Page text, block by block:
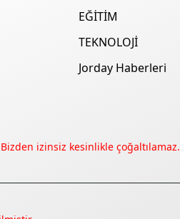
EĞİTİM
TEKNOLOJİ
Jorday Haberleri
izinsiz kesinlikle çoğaltılamaz.